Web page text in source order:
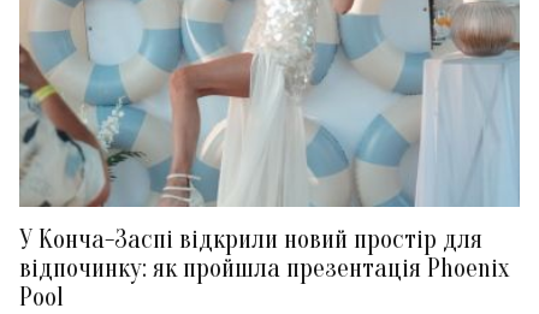
У Конча-Заспі відкрили новий простір для
відпочинку: як пройшла презентація Phoenix
Pool